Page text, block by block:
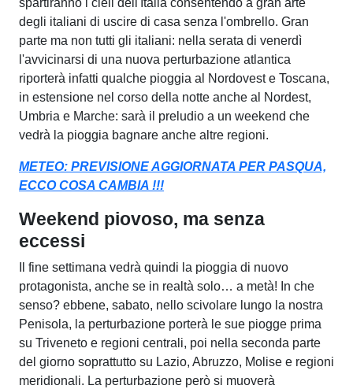
degli italiani di uscire di casa senza l'ombrello. Gran
parte ma non tutti gli italiani: nella serata di venerdì
l'avvicinarsi di una nuova perturbazione atlantica
riporterà infatti qualche pioggia al Nordovest e Toscana,
in estensione nel corso della notte anche al Nordest,
Umbria e Marche: sarà il preludio a un weekend che
vedrà la pioggia bagnare anche altre regioni.
METEO: PREVISIONE AGGIORNATA PER PASQUA,
ECCO COSA CAMBIA !!!
Weekend piovoso, ma senza
eccessi
Il fine settimana vedrà quindi la pioggia di nuovo
protagonista, anche se in realtà solo… a metà! In che
senso? ebbene, sabato, nello scivolare lungo la nostra
Penisola, la perturbazione porterà le sue piogge prima
su Triveneto e regioni centrali, poi nella seconda parte
del giorno soprattutto su Lazio, Abruzzo, Molise e regioni
meridionali. La perturbazione però si muoverà